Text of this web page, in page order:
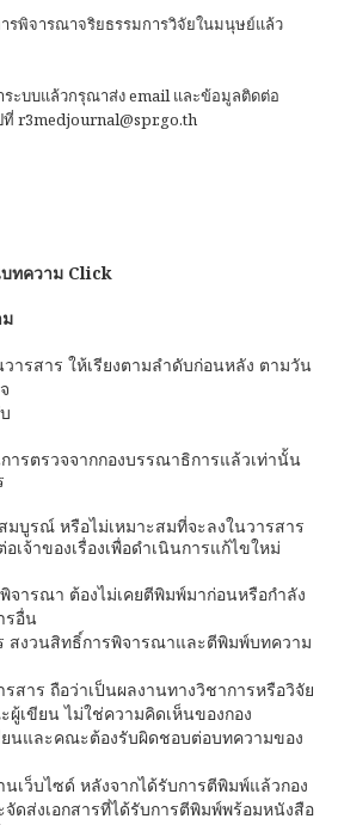
ารพิจารณาจริยธรรมการวิจัยในมนุษย์แล้ว
ระบบแล้วกรุณาส่ง email และข้อมูลติดต่อ
r3medjournal@spr.go.th
ทความ Click
ารสาร ให้เรียงตามลำดับก่อนหลัง ตามวัน
ตรวจจากกองบรรณาธิการแล้วเท่านั้น
บูรณ์ หรือไม่เหมาะสมที่จะลงในวารสาร
เจ้าของเรื่องเพื่อดำเนินการแก้ไขใหม่
จารณา ต้องไม่เคยตีพิมพ์มาก่อนหรือกำลัง
รอื่น
สงวนสิทธิ์การพิจารณาและตีพิมพ์บทความ
สาร ถือว่าเป็นผลงานทางวิชาการหรือวิจัย
ผู้เขียน ไม่ใช่ความคิดเห็นของกอง
นและคณะต้องรับผิดชอบต่อบทความของ
เว็บไซด์ หลังจากได้รับการตีพิมพ์แล้วกอง
ดส่งเอกสารที่ได้รับการตีพิมพ์พร้อมหนังสือ